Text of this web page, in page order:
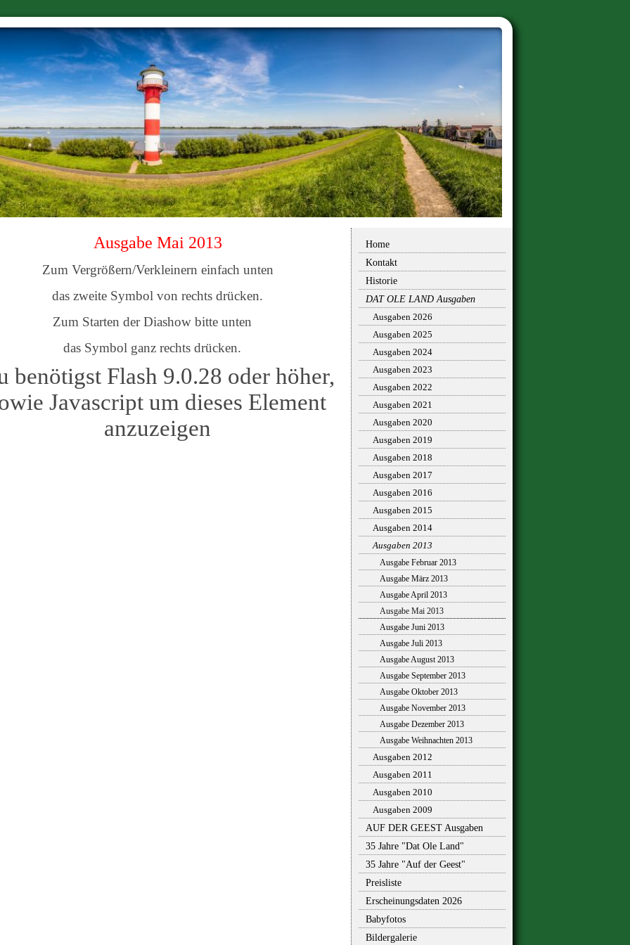
Home
Kontakt
Historie
DAT OLE LAND Ausgaben
Ausgaben 2026
Ausgaben 2025
Ausgaben 2024
Ausgaben 2023
Ausgaben 2022
Ausgaben 2021
Ausgaben 2020
Ausgaben 2019
Ausgaben 2018
Ausgaben 2017
Ausgaben 2016
Ausgaben 2015
Ausgaben 2014
Ausgaben 2013
Ausgabe Februar 2013
Ausgabe März 2013
Ausgabe April 2013
Ausgabe Mai 2013
Ausgabe Juni 2013
Ausgabe Juli 2013
Ausgabe August 2013
Ausgabe September 2013
Ausgabe Oktober 2013
Ausgabe November 2013
Ausgabe Dezember 2013
Ausgabe Weihnachten 2013
Ausgaben 2012
Ausgaben 2011
Ausgaben 2010
Ausgaben 2009
AUF DER GEEST Ausgaben
35 Jahre "Dat Ole Land"
35 Jahre "Auf der Geest"
Preisliste
Erscheinungsdaten 2026
Babyfotos
Bildergalerie
Ausgabe Mai 2013
Zum Vergrößern/Verkleinern einfach unten
das zweite Symbol von rechts drücken.
Zum Starten der Diashow bitte unten
das Symbol ganz rechts drücken.
benötigst Flash 9.0.28 oder höher,
Javascript um dieses Element
anzuzeigen